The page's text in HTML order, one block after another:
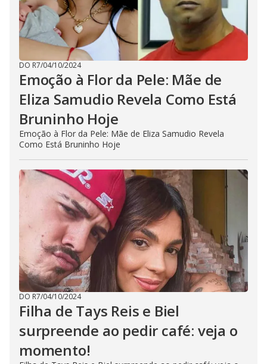
DO R7/04/10/2024
Emoção à Flor da Pele: Mãe de
Eliza Samudio Revela Como Está
Bruninho Hoje
Emoção à Flor da Pele: Mãe de Eliza Samudio Revela
Como Está Bruninho Hoje
DO R7/04/10/2024
Filha de Tays Reis e Biel
surpreende ao pedir café: veja o
momento!